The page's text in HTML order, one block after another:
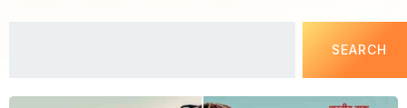
SEARCH